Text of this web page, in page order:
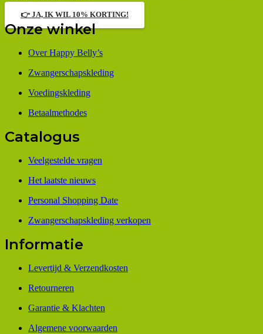
👉 JA, IK WIL 10% KORTING!
Onze winkel
Over Happy Belly’s
Zwangerschapskleding
Voedingskleding
Betaalmethodes
Catalogus
Veelgestelde vragen
Het laatste nieuws
Personal Shopping Date
Zwangerschapskleding verkopen
Informatie
Levertijd & Verzendkosten
Retourneren
Garantie & Klachten
Algemene voorwaarden